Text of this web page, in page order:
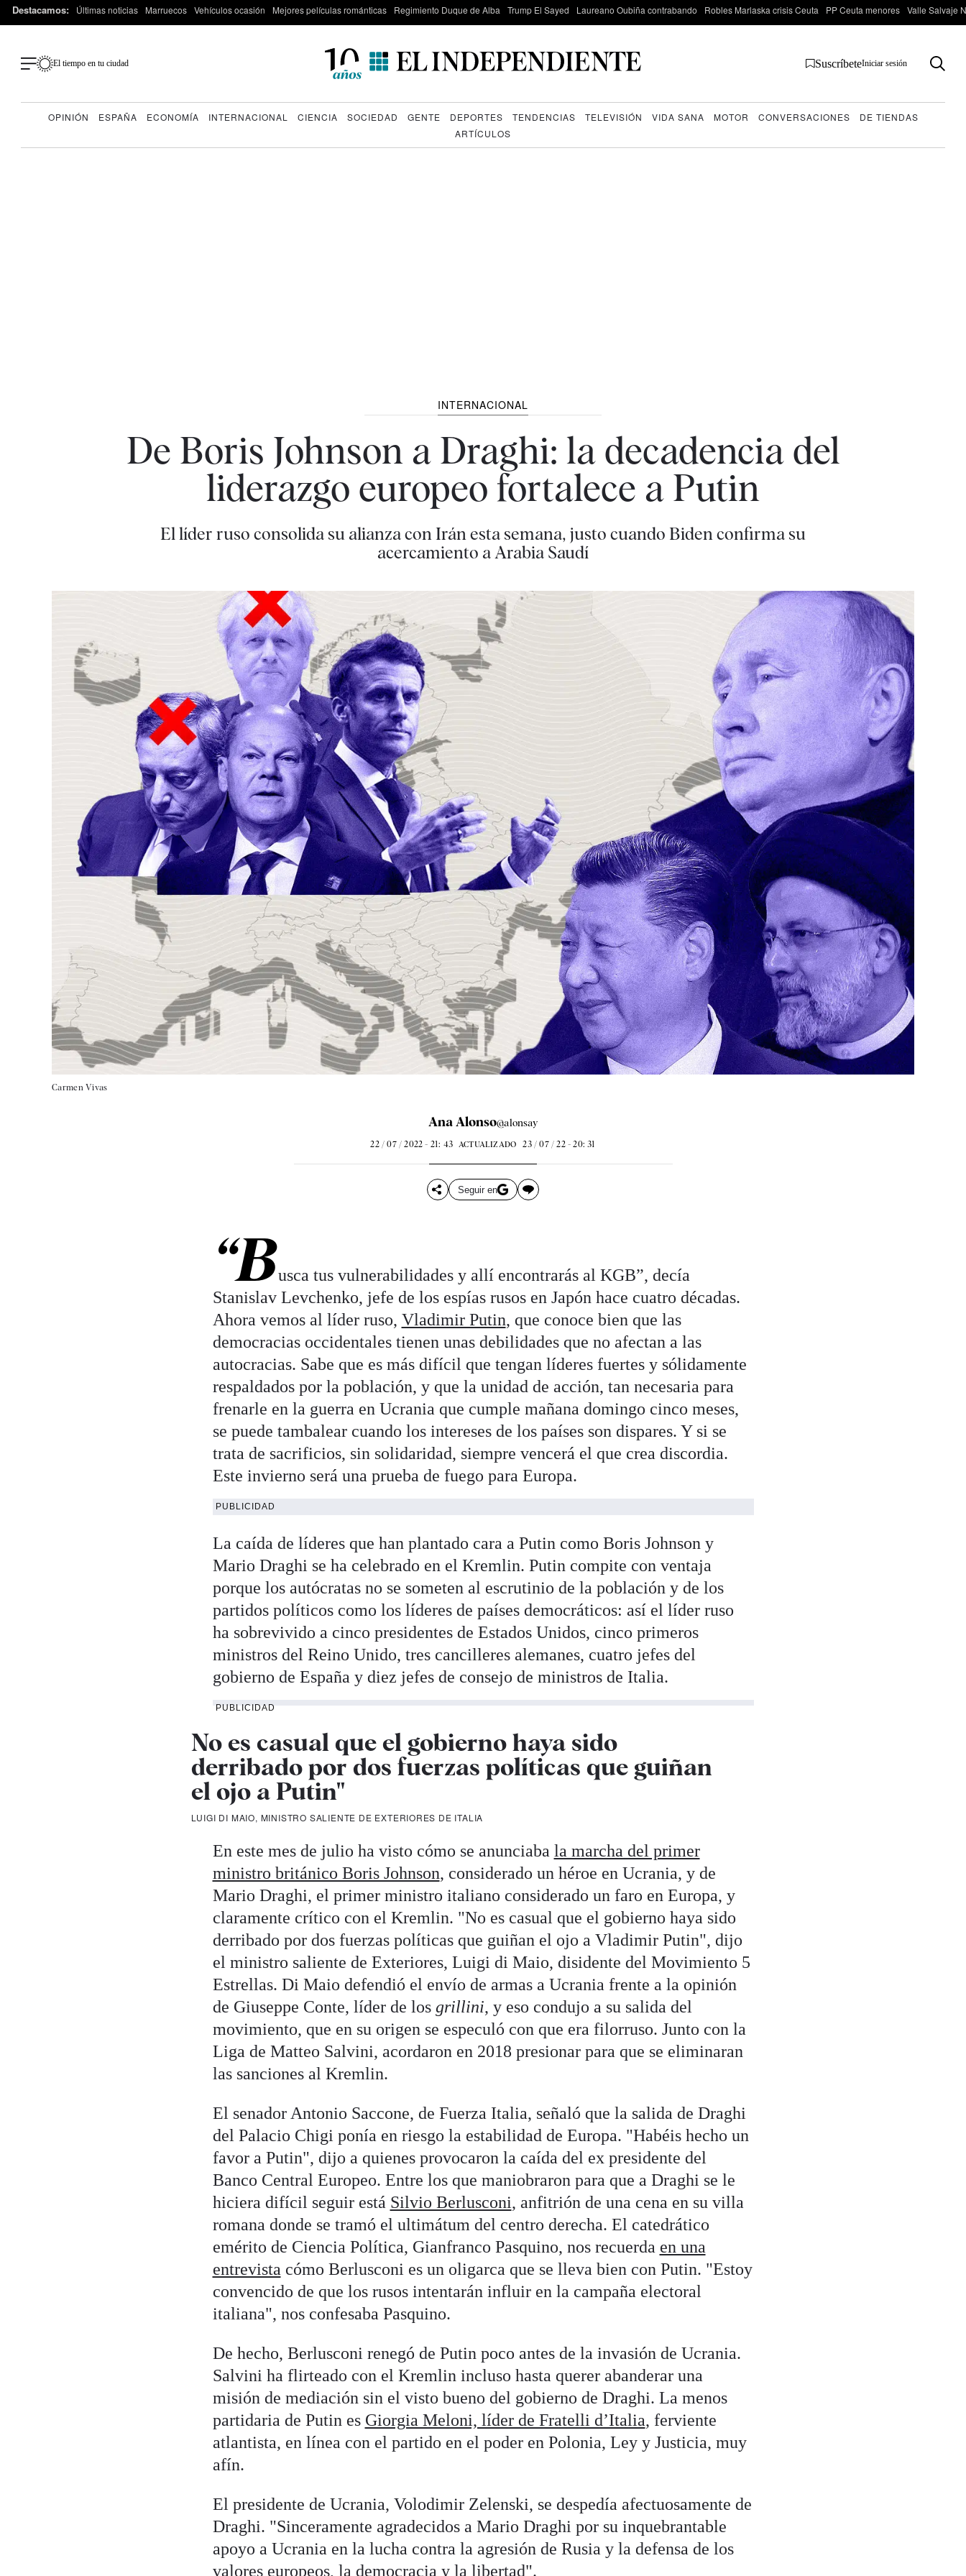
Destacamos: Últimas noticias Marruecos Vehículos ocasión Mejores películas románticas Regimiento Duque de Alba Trump El Sayed Laureano Oubiña contrabando Robles Marlaska crisis Ceuta PP Ceuta menores Valle Salvaje
El tiempo en tu ciudad SuscríbeteIniciar sesión
OPINIÓN ESPAÑA ECONOMÍA INTERNACIONAL CIENCIA SOCIEDAD GENTE DEPORTES TENDENCIAS TELEVISIÓN VIDA SANA MOTOR CONVERSACIONES
DE TIENDAS
ARTÍCULOS
INTERNACIONAL
De Boris Johnson a Draghi: la decadencia del
liderazgo europeo fortalece a Putin
El líder ruso consolida su alianza con Irán esta semana, justo cuando Biden confirma su
acercamiento a Arabia Saudí
Carmen Vivas
Ana Alonso@alonsay
22 / 07 / 2022 - 21: 43 ACTUALIZADO 23 / 07 / 22 - 20: 31
Seguir en
“Busca tus vulnerabilidades y allí encontrarás al KGB”, decía
Stanislav Levchenko, jefe de los espías rusos en Japón hace cuatro décadas.
Ahora vemos al líder ruso, Vladimir Putin, que conoce bien que las
democracias occidentales tienen unas debilidades que no afectan a las
autocracias. Sabe que es más difícil que tengan líderes fuertes y sólidamente
respaldados por la población, y que la unidad de acción, tan necesaria para
frenarle en la guerra en Ucrania que cumple mañana domingo cinco meses,
se puede tambalear cuando los intereses de los países son dispares. Y si se
trata de sacrificios, sin solidaridad, siempre vencerá el que crea discordia.
Este invierno será una prueba de fuego para Europa.
PUBLICIDAD
La caída de líderes que han plantado cara a Putin como Boris Johnson y
Mario Draghi se ha celebrado en el Kremlin. Putin compite con ventaja
porque los autócratas no se someten al escrutinio de la población y de los
partidos políticos como los líderes de países democráticos: así el líder ruso
ha sobrevivido a cinco presidentes de Estados Unidos, cinco primeros
ministros del Reino Unido, tres cancilleres alemanes, cuatro jefes del
gobierno de España y diez jefes de consejo de ministros de Italia.
PUBLICIDAD
No es casual que el gobierno haya sido
derribado por dos fuerzas políticas que guiñan
el ojo a Putin"
LUIGI DI MAIO, MINISTRO SALIENTE DE EXTERIORES DE ITALIA
En este mes de julio ha visto cómo se anunciaba la marcha del primer
ministro británico Boris Johnson, considerado un héroe en Ucrania, y de
Mario Draghi, el primer ministro italiano considerado un faro en Europa, y
claramente crítico con el Kremlin. "No es casual que el gobierno haya sido
derribado por dos fuerzas políticas que guiñan el ojo a Vladimir Putin", dijo
el ministro saliente de Exteriores, Luigi di Maio, disidente del Movimiento 5
Estrellas. Di Maio defendió el envío de armas a Ucrania frente a la opinión
de Giuseppe Conte, líder de los grillini, y eso condujo a su salida del
movimiento, que en su origen se especuló con que era filorruso. Junto con la
Liga de Matteo Salvini, acordaron en 2018 presionar para que se eliminaran
las sanciones al Kremlin.
El senador Antonio Saccone, de Fuerza Italia, señaló que la salida de Draghi
del Palacio Chigi ponía en riesgo la estabilidad de Europa. "Habéis hecho un
favor a Putin", dijo a quienes provocaron la caída del ex presidente del
Banco Central Europeo. Entre los que maniobraron para que a Draghi se le
hiciera difícil seguir está Silvio Berlusconi, anfitrión de una cena en su villa
romana donde se tramó el ultimátum del centro derecha. El catedrático
emérito de Ciencia Política, Gianfranco Pasquino, nos recuerda en una
entrevistacómo Berlusconi es un oligarca que se lleva bien con Putin. "Estoy
convencido de que los rusos intentarán influir en la campaña electoral
italiana", nos confesaba Pasquino.
De hecho, Berlusconi renegó de Putin poco antes de la invasión de Ucrania.
Salvini ha flirteado con el Kremlin incluso hasta querer abanderar una
misión de mediación sin el visto bueno del gobierno de Draghi. La menos
partidaria de Putin es Giorgia Meloni, líder de Fratelli d’Italia, ferviente
atlantista, en línea con el partido en el poder en Polonia, Ley y Justicia, muy
afín.
El presidente de Ucrania, Volodimir Zelenski, se despedía afectuosamente de
Draghi. "Sinceramente agradecidos a Mario Draghi por su inquebrantable
apoyo a Ucrania en la lucha contra la agresión de Rusia y la defensa de los
valores europeos, la democracia y la libertad".